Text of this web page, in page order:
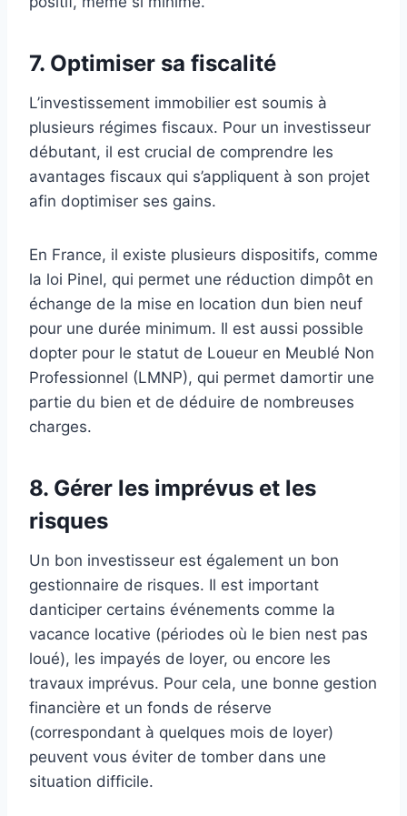
7. Optimiser sa fiscalité
L’investissement immobilier est soumis à
plusieurs régimes fiscaux. Pour un investisseur
débutant, il est crucial de comprendre les
avantages fiscaux qui s’appliquent à son projet
afin doptimiser ses gains.
En France, il existe plusieurs dispositifs, comme
la loi Pinel, qui permet une réduction dimpôt en
échange de la mise en location dun bien neuf
pour une durée minimum. Il est aussi possible
dopter pour le statut de Loueur en Meublé Non
Professionnel (LMNP), qui permet damortir une
partie du bien et de déduire de nombreuses
charges.
8. Gérer les imprévus et les
risques
Un bon investisseur est également un bon
gestionnaire de risques. Il est important
danticiper certains événements comme la
vacance locative (périodes où le bien nest pas
loué), les impayés de loyer, ou encore les
travaux imprévus. Pour cela, une bonne gestion
financière et un fonds de réserve
(correspondant à quelques mois de loyer)
peuvent vous éviter de tomber dans une
situation difficile.